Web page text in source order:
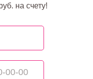
на счету!